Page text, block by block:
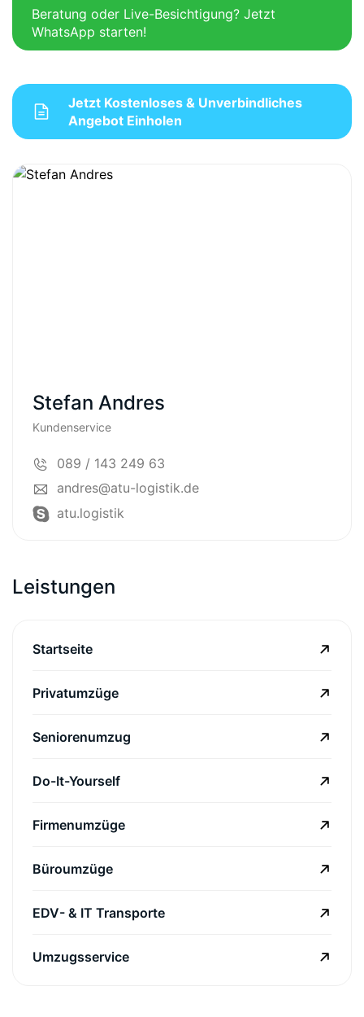
Beratung oder Live-Besichtigung? Jetzt
WhatsApp starten!
Jetzt Kostenloses & Unverbindliches
Angebot Einholen
Stefan Andres
Kundenservice
089 / 143 249 63
andres@atu-logistik.de
atu.logistik
Leistungen
Startseite
Privatumzüge
Seniorenumzug
Do-It-Yourself
Firmenumzüge
Büroumzüge
EDV- & IT Transporte
Umzugsservice